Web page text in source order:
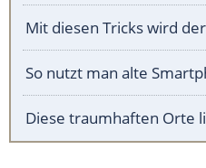
Mit diesen Tricks wird
So nutzt man alte
Diese traumhaften Orte